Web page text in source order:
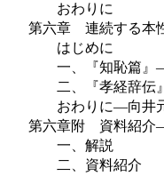
おわりに
第六章 連続する本
はじめに
一、『知恥篇』―
二、『孝経辞伝
おわりに―向井元
第六章附 資料紹介
一、解説
二、資料紹介